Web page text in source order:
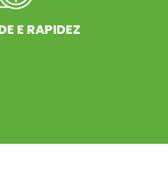
E RAPIDEZ